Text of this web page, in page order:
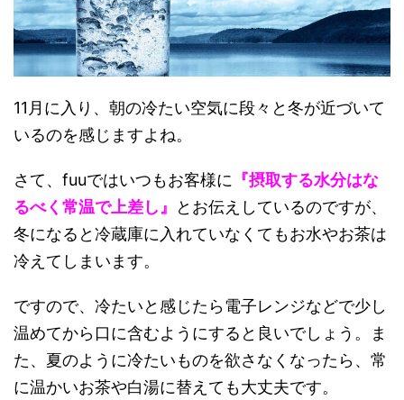
11月に入り、朝の冷たい空気に段々と冬が近づいて
いるのを感じますよね。
さて、fuuではいつもお客様に 『摂取する水分はな
るべく常温で上差し』
とお伝えしているのですが、
冬になると冷蔵庫に入れていなくてもお水やお茶は
冷えてしまいます。
ですので、冷たいと感じたら電子レンジなどで少し
温めてから口に含むようにすると良いでしょう。ま
た、夏のように冷たいものを欲さなくなったら、常
に温かいお茶や白湯に替えても大丈夫です。